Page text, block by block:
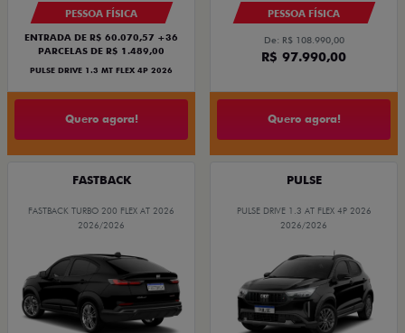
PESSOA FÍSICA
ENTRADA DE R$ 60.070,57 +36
PARCELAS DE R$ 1.489,00
PULSE DRIVE 1.3 MT FLEX 4P 2026
Quero agora!
PESSOA FÍSICA
De: R$ 108.990,00
R$ 97.990,00
Quero agora!
FASTBACK
FASTBACK TURBO 200 FLEX AT 2026
2026/2026
PULSE
PULSE DRIVE 1.3 AT FLEX 4P 2026
2026/2026